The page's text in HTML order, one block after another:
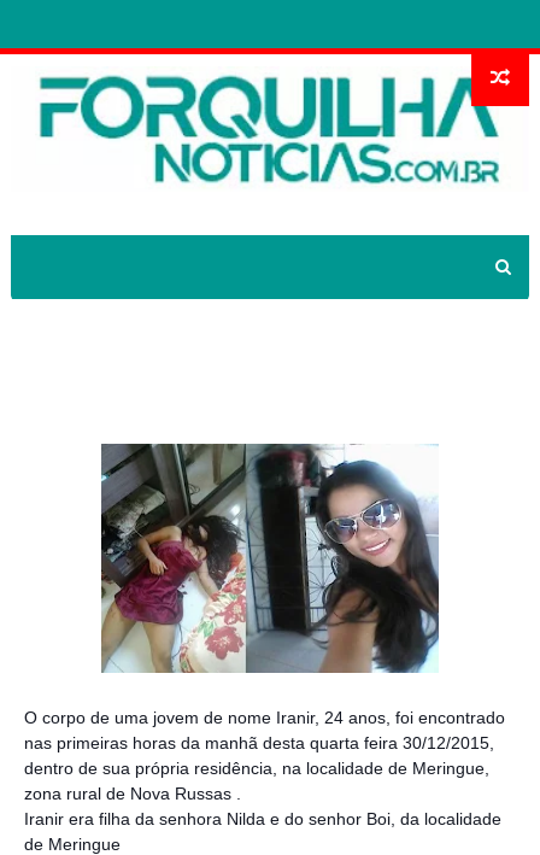
O corpo de uma jovem de nome Iranir, 24 anos, foi encontrado
nas primeiras horas da manhã desta quarta feira 30/12/2015,
dentro de sua própria residência, na localidade de Meringue,
zona rural de Nova Russas .
Iranir era filha da senhora Nilda e do senhor Boi, da localidade
de Meringue